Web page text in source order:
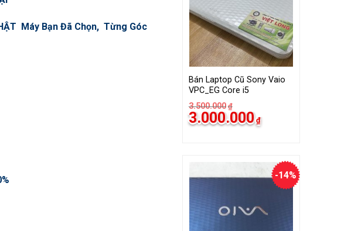
Bán Laptop Cũ Sony Vaio
VPC_EG Core i5
3.500.000 ₫
Giá
gốc
3.000.000 ₫hiện
tại
-14%
Máy Bạn Đã Chọn, Từng Góc